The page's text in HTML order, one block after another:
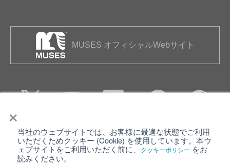
×
当社のウェブサイトでは、お客様に最適な状態でご利用
いただくためクッキー (Cookie) を使用しています。本ウ
ェブサイトをご利用いただく前に、
クッキーポリシー をお
読みください。
MUSES オフィシャルWebサイト
個人情報保護について ウェブサイト利用規約
クッキーポリシー